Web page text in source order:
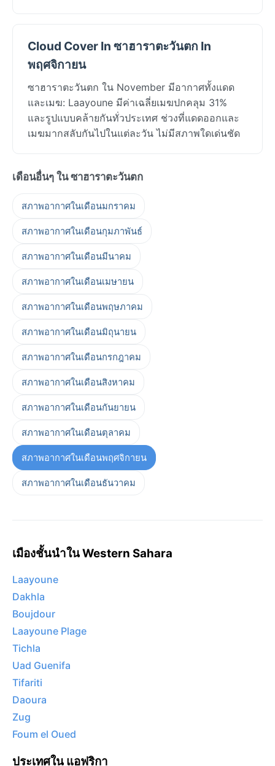
Cloud Cover In ซาฮาราตะวันตก In
พฤศจิกายน
ซาฮาราตะวันตก ใน November มีอากาศทั้งแดด
และเมฆ: Laayoune มีค่าเฉลี่ยเมฆปกคลุม 31%
และรูปแบบคล้ายกันทั่วประเทศ ช่วงที่แดดออกและ
เมฆมากสลับกันไปในแต่ละวัน ไม่มีสภาพใดเด่นชัด
เดือนอื่นๆ ใน ซาฮาราตะวันตก
สภาพอากาศในเดือนมกราคม
สภาพอากาศในเดือนกุมภาพันธ์
สภาพอากาศในเดือนมีนาคม
สภาพอากาศในเดือนเมษายน
สภาพอากาศในเดือนพฤษภาคม
สภาพอากาศในเดือนมิถุนายน
สภาพอากาศในเดือนกรกฎาคม
สภาพอากาศในเดือนสิงหาคม
สภาพอากาศในเดือนกันยายน
สภาพอากาศในเดือนตุลาคม
สภาพอากาศในเดือนพฤศจิกายน
สภาพอากาศในเดือนธันวาคม
เมืองชั้นนำใน Western Sahara
Laayoune
Dakhla
Boujdour
Laayoune Plage
Tichla
Uad Guenifa
Tifariti
Daoura
Zug
Foum el Oued
ประเทศใน แอฟริกา